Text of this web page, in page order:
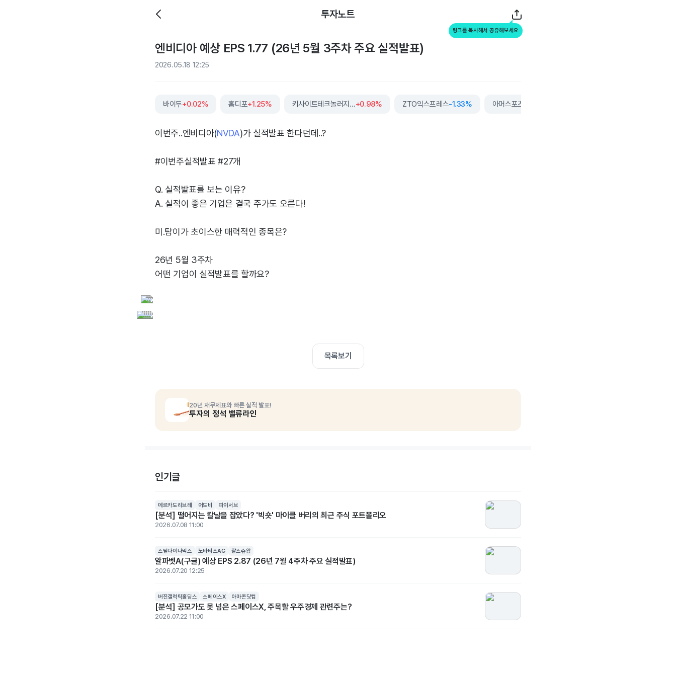
투자노트
링크를 복사해서 공유해보세요
엔비디아 예상 EPS 1.77 (26년 5월 3주차 주요 실적발표)
2026.05.18 12:25
바이두+0.02% 홈디포+1.25% 키사이트테크놀러지스+0.98% ZTO익스프레스-1.33% 아머스포츠
이번주..엔비디아(NVDA)가 실적발표 한다던데..?
#이번주실적발표 #27개
Q. 실적발표를 보는 이유?
A. 실적이 좋은 기업은 결국 주가도 오른다!
미.탐이가 초이스한 매력적인 종목은?
26년 5월 3주차
어떤 기업이 실적발표를 할까요?
목록보기
20년 재무제표와 빠른 실적 발표!
투자의 정석 밸류라인
인기글
메르카도리브레 어도비 파이서브
[분석] 떨어지는 칼날을 잡았다? '빅숏' 마이클 버리의 최근 주식 포트폴리오
2026.07.08 11:00
스틸다이나믹스 노바티스AG 찰스슈왑
알파벳A(구글) 예상 EPS 2.87 (26년 7월 4주차 주요 실적발표)
2026.07.20 12:25
버진갤럭틱홀딩스 스페이스X 아마존닷컴
[분석] 공모가도 못 넘은 스페이스X, 주목할 우주경제 관련주는?
2026.07.22 11:00